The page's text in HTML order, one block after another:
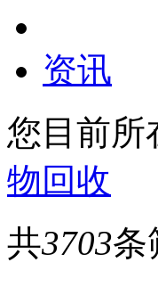
资讯
您目前所
物回收
共3703条